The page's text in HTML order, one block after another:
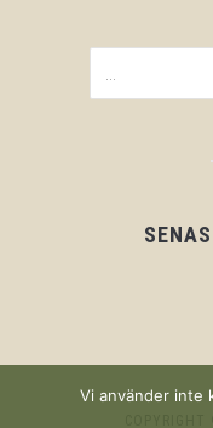
Vi använder inte